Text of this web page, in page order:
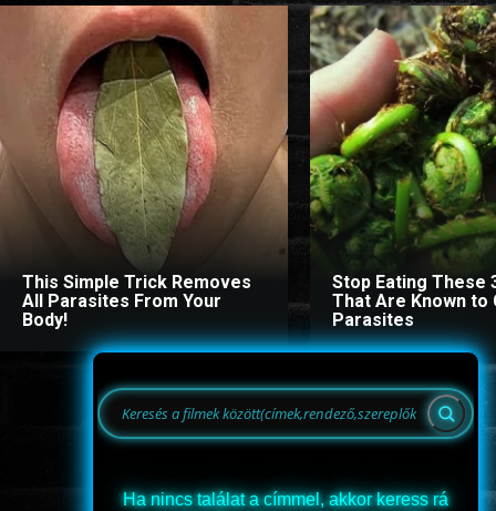
This Simple Trick Removes
All Parasites From Your
Body!
Stop Eating These
That Are Known to
Parasites
Ha nincs találat a címmel, akkor keress rá